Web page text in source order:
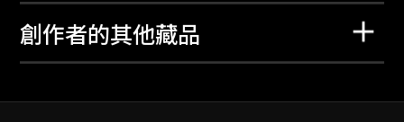
創作者的其他藏品